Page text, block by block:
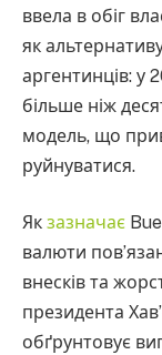
ввела в обіг
як
аргентинців: у
більше ніж
модель, що
руйнуватися.
Як зазначає
валюти
внесків та
президента
обґрунтовує